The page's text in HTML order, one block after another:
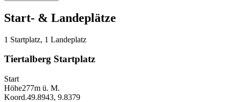
Start- & Landeplätze
1 Startplatz, 1 Landeplatz
Tiertalberg Startplatz
Start
Höhe277m ü. M.
Koord.49.8943, 9.8379